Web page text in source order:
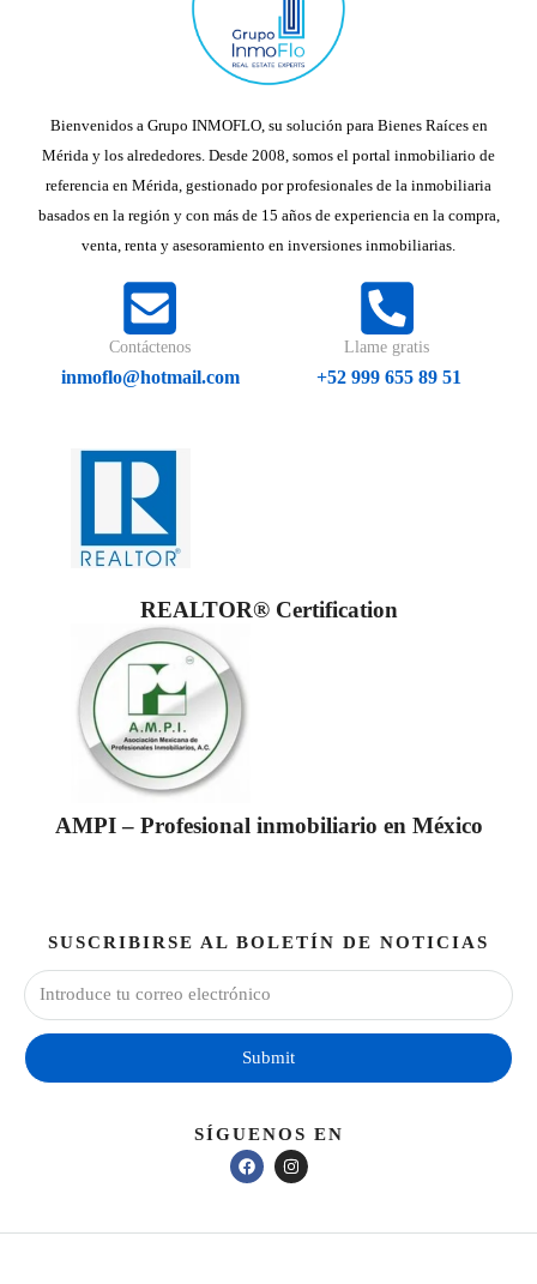
Bienvenidos a Grupo INMOFLO, su solución para Bienes Raíces en
Mérida y los alrededores. Desde 2008, somos el portal inmobiliario de
referencia en Mérida, gestionado por profesionales de la inmobiliaria
basados en la región y con más de 15 años de experiencia en la compra,
venta, renta y asesoramiento en inversiones inmobiliarias.
Contáctenos
inmoflo@hotmail.com
Llame gratis
+52 999 655 89 51
REALTOR® Certification
AMPI – Profesional inmobiliario en México
SUSCRIBIRSE AL BOLETÍN DE NOTICIAS
Submit
SÍGUENOS EN